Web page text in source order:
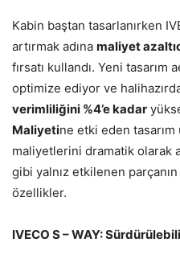
Kabin baştan tasarlanırken
artırmak adına maliyet
fırsatı kullandı. Yeni tasarım
optimize ediyor ve
verimliliğini %4’e kadar
Maliyetine etki eden
maliyetlerini dramatik olarak
gibi yalnız etkilenen
özellikler.
IVECO S – WAY: